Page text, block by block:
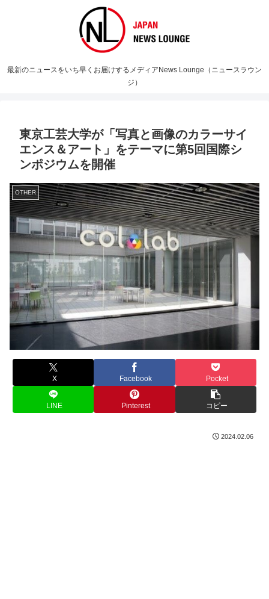
最新のニュースをいち早くお届けするメディアNews Lounge（ニュースラウン
ジ）
東京工芸大学が「写真と画像のカラーサイ
エンス＆アート」をテーマに第5回国際シ
ンポジウムを開催
OTHER
X Facebook Pocket
LINE Pinterest コピー
2024.02.06